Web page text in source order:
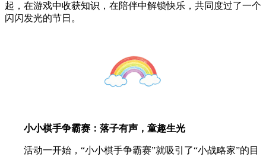
起，在游戏中收获知识，在陪伴中解锁快乐，共同度过了一个
闪闪发光的节日。
小小棋手争霸赛：落子有声，童趣生光
活动一开始，“小小棋手争霸赛”就吸引了“小战略家”的目